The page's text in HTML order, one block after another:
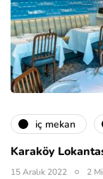
i̇ç mekan
Karaköy
15 Aralık 2022 2